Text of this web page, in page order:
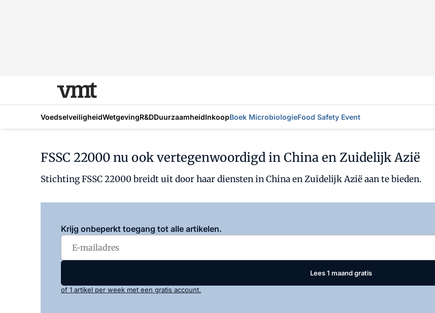
VoedselveiligheidWetgevingR&DDuurzaamheidInkoopBoek MicrobiologieFood Safety Event
FSSC 22000 nu ook vertegenwoordigd in China en Zuidelijk Azië
Stichting FSSC 22000 breidt uit door haar diensten in China en Zuidelijk Azië aan te bieden.
Krijg onbeperkt toegang tot alle artikelen.
Lees 1 maand gratis
of 1 artikel per week met een gratis account.